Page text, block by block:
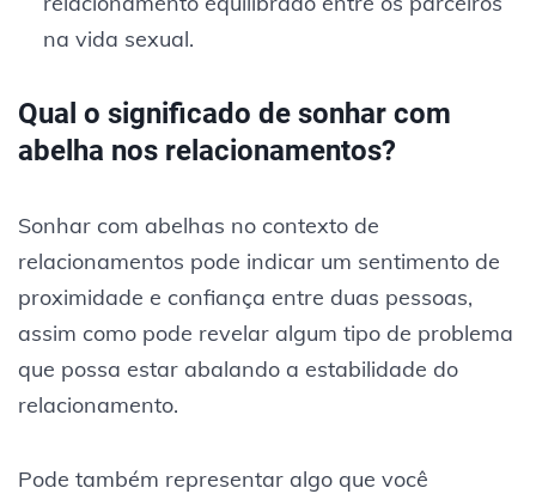
na vida sexual.
Qual o significado de sonhar com
abelha nos relacionamentos?
Sonhar com abelhas no contexto de
relacionamentos pode indicar um sentimento de
proximidade e confiança entre duas pessoas,
assim como pode revelar algum tipo de problema
que possa estar abalando a estabilidade do
relacionamento.
Pode também representar algo que você